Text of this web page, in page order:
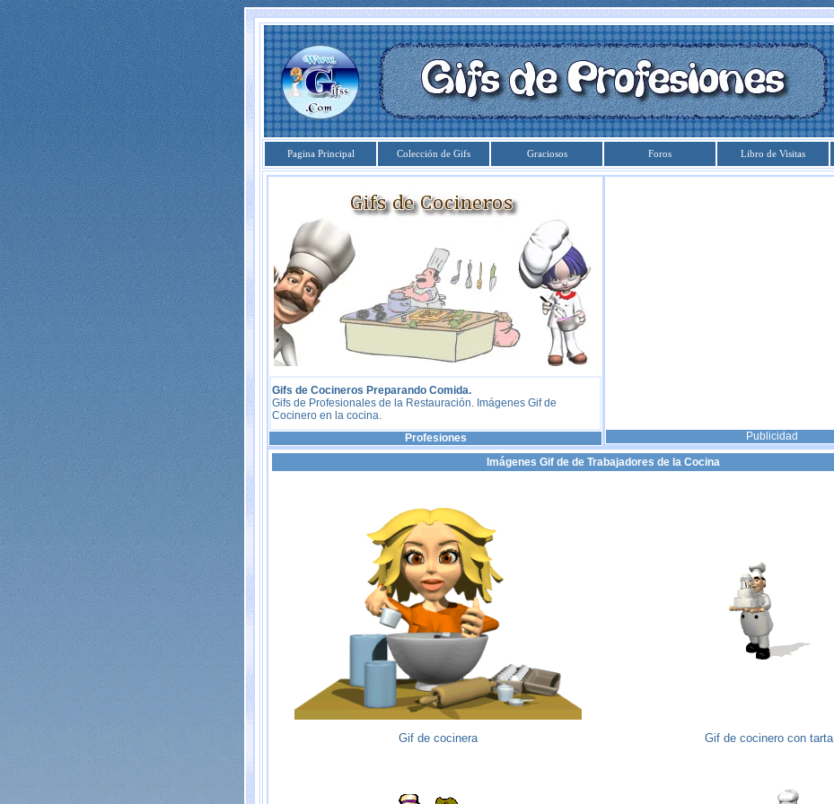
Pagina Principal Colección de Gifs Graciosos Foros Libro de Visitas
Gifs de Cocineros Preparando Comida.
Gifs de Profesionales de la Restauración. Imágenes Gif de
Cocinero en la cocina.
Profesiones
Publicidad
Imágenes Gif de de Trabajadores de la Cocina
Gif de cocinera Gif de cocinero con tarta